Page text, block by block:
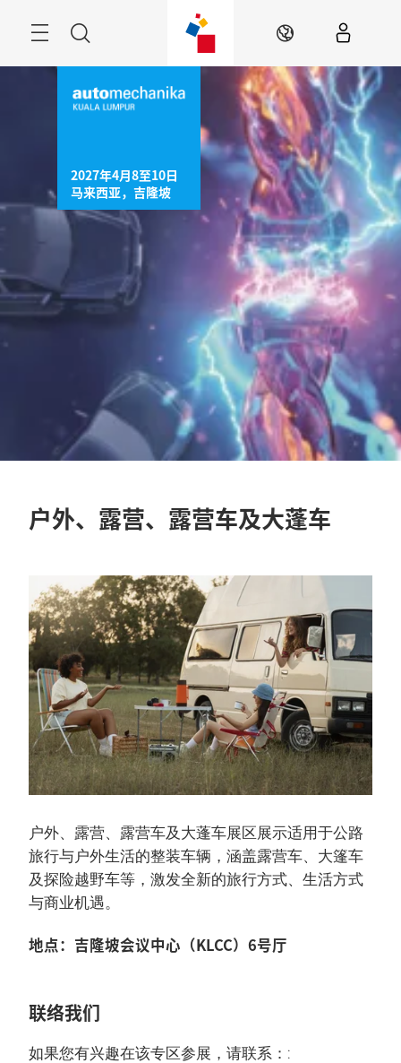
菜
ZH
2027年4月8至10日
马来西亚，吉隆坡
户外、露营、露营车及大蓬车
户外、露营、露营车及大蓬车展区展示适用于公路
旅行与户外生活的整装车辆，涵盖露营车、大篷车
及探险越野车等，激发全新的旅行方式、生活方式
与商业机遇。
地点：吉隆坡会议中心（KLCC）6号厅
联络我们
如果您有兴趣在该专区参展，请联系：: